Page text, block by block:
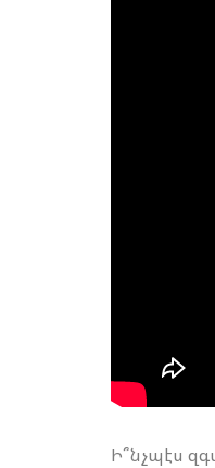
Ի՞նչպէս